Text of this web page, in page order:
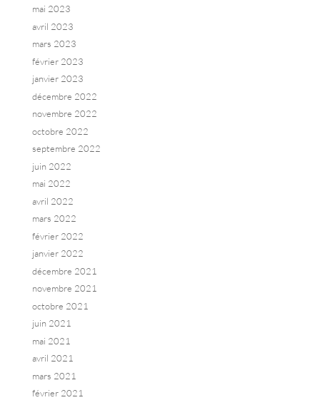
mai 2023
avril 2023
mars 2023
février 2023
janvier 2023
décembre 2022
novembre 2022
octobre 2022
septembre 2022
juin 2022
mai 2022
avril 2022
mars 2022
février 2022
janvier 2022
décembre 2021
novembre 2021
octobre 2021
juin 2021
mai 2021
avril 2021
mars 2021
février 2021